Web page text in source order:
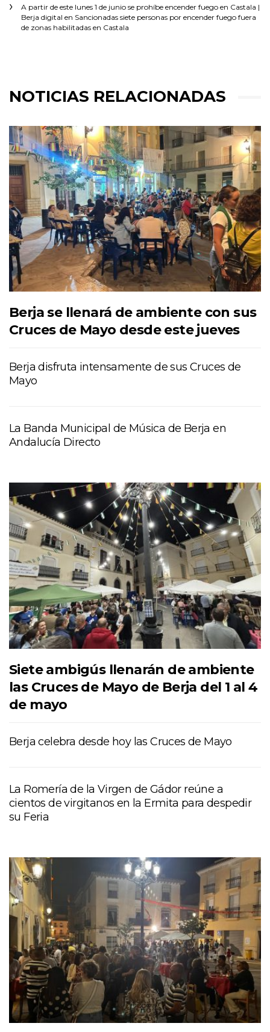
A partir de este lunes 1 de junio se prohíbe encender fuego en Castala |
Berja digital en Sancionadas siete personas por encender fuego fuera
de zonas habilitadas en Castala
NOTICIAS RELACIONADAS
Berja se llenará de ambiente con sus
Cruces de Mayo desde este jueves
Berja disfruta intensamente de sus Cruces de
Mayo
La Banda Municipal de Música de Berja en
Andalucía Directo
Siete ambigús llenarán de ambiente
las Cruces de Mayo de Berja del 1 al 4
de mayo
Berja celebra desde hoy las Cruces de Mayo
La Romería de la Virgen de Gádor reúne a
cientos de virgitanos en la Ermita para despedir
su Feria